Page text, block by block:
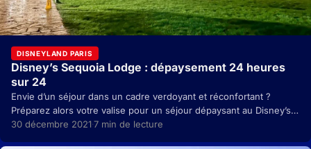
DISNEYLAND PARIS
Disney’s Sequoia Lodge : dépaysement 24 heures
sur 24
Envie d’un séjour dans un cadre verdoyant et réconfortant ?
Préparez alors votre valise pour un séjour dépaysant au Disney’s
Sequoia Lodge ! Après une…
30 décembre 2021·7 min de lecture